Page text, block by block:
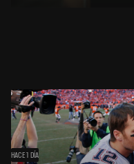
HACE 1 DÍA